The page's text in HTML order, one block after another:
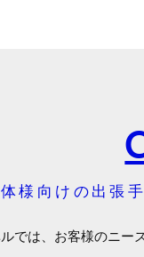
様向けの出張
では、お客様のニー